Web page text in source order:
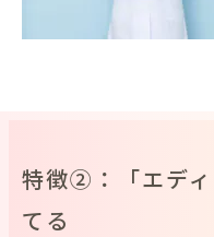
特徴②：「エデ
てる